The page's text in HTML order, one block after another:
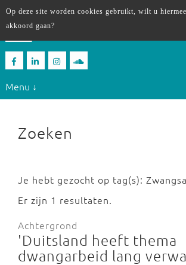
Menu ↓
Zoeken
Je hebt gezocht op tag(s):
Er zijn 1 resultaten.
Achtergrond
'Duitsland heeft thema
dwangarbeid lang
Op deze site worden cookies gebruikt, wilt u hiermee
akkoord gaan?